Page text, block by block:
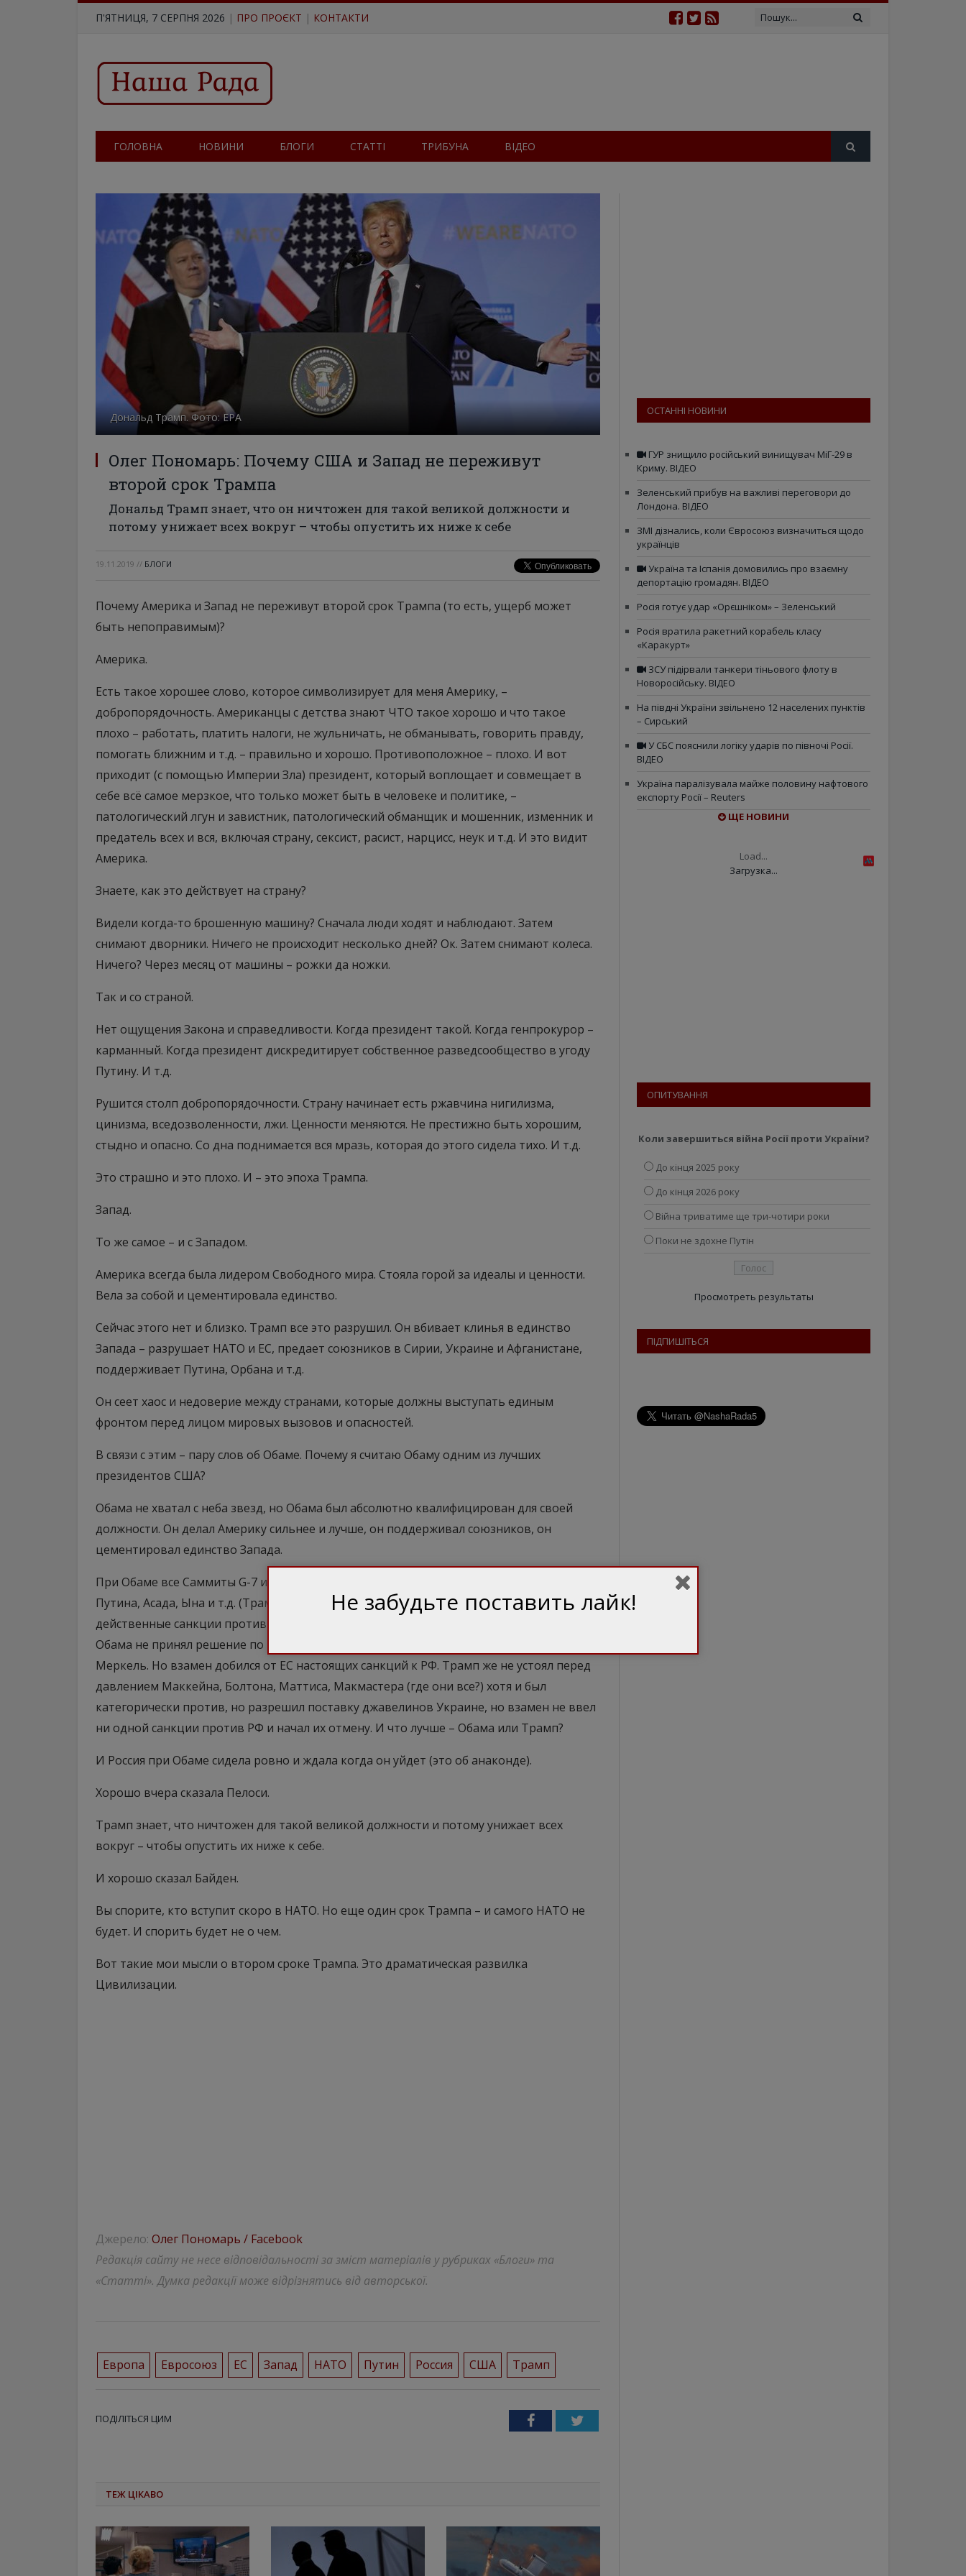
П'ЯТНИЦЯ, 7 СЕРПНЯ 2026 | ПРО ПРОЄКТ | КОНТАКТИ
ГОЛОВНА НОВИНИ БЛОГИ СТАТТІ ТРИБУНА ВІДЕО
Дональд Трамп. Фото: ЕРА
Олег Пономарь: Почему США и Запад не переживут
второй срок Трампа
Дональд Трамп знает, что он ничтожен для такой великой должности и
потому унижает всех вокруг – чтобы опустить их ниже к себе
19.11.2019 // БЛОГИ
Почему Америка и Запад не переживут второй срок Трампа (то есть, ущерб может
быть непоправимым)?
Америка.
Есть такое хорошее слово, которое символизирует для меня Америку, –
добропорядочность. Американцы с детства знают ЧТО такое хорошо и что такое
плохо – работать, платить налоги, не жульничать, не обманывать, говорить правду,
помогать ближним и т.д. – правильно и хорошо. Противоположное – плохо. И вот
приходит (с помощью Империи Зла) президент, который воплощает и совмещает в
себе всё самое мерзкое, что только может быть в человеке и политике, –
патологический лгун и завистник, патологический обманщик и мошенник, изменник и
предатель всех и вся, включая страну, сексист, расист, нарцисс, неук и т.д. И это видит
Америка.
Знаете, как это действует на страну?
Видели когда-то брошенную машину? Сначала люди ходят и наблюдают. Затем
снимают дворники. Ничего не происходит несколько дней? Ок. Затем снимают колеса.
Ничего? Через месяц от машины – рожки да ножки.
Так и со страной.
Нет ощущения Закона и справедливости. Когда президент такой. Когда генпрокурор –
карманный. Когда президент дискредитирует собственное разведсообщество в угоду
Путину. И т.д.
Рушится столп добропорядочности. Страну начинает есть ржавчина нигилизма,
цинизма, вседозволенности, лжи. Ценности меняются. Не престижно быть хорошим,
стыдно и опасно. Со дна поднимается вся мразь, которая до этого сидела тихо. И т.д.
Это страшно и это плохо. И – это эпоха Трампа.
Запад.
То же самое – и с Западом.
Америка всегда была лидером Свободного мира. Стояла горой за идеалы и ценности.
Вела за собой и цементировала единство.
Сейчас этого нет и близко. Трамп все это разрушил. Он вбивает клинья в единство
Запада – разрушает НАТО и ЕС, предает союзников в Сирии, Украине и Афганистане,
поддерживает Путина, Орбана и т.д.
Он сеет хаос и недоверие между странами, которые должны выступать единым
фронтом перед лицом мировых вызовов и опасностей.
В связи с этим – пару слов об Обаме. Почему я считаю Обаму одним из лучших
президентов США?
Обама не хватал с неба звезд, но Обама был абсолютно квалифицирован для своей
должности. Он делал Америку сильнее и лучше, он поддерживал союзников, он
цементировал единство Запада.
При Обаме все Саммиты G-7 и НАТО вырабатывали общую стратегию давления на
Путина, Асада, Ына и т.д. (Трамп срывает все Саммиты). Обама вводил настоящие и
действенные санкции против России и это было актом поддержки и Украины. Да,
Обама не принял решение по практически бесполезным джавелинам, услышал просьбу
Меркель. Но взамен добился от ЕС настоящих санкций к РФ. Трамп же не устоял перед
давлением Маккейна, Болтона, Маттиса, Макмастера (где они все?) хотя и был
категорически против, но разрешил поставку джавелинов Украине, но взамен не ввел
ни одной санкции против РФ и начал их отмену. И что лучше – Обама или Трамп?
И Россия при Обаме сидела ровно и ждала когда он уйдет (это об анаконде).
Хорошо вчера сказала Пелоси.
Трамп знает, что ничтожен для такой великой должности и потому унижает всех
вокруг – чтобы опустить их ниже к себе.
И хорошо сказал Байден.
Вы спорите, кто вступит скоро в НАТО. Но еще один срок Трампа – и самого НАТО не
будет. И спорить будет не о чем.
Вот такие мои мысли о втором сроке Трампа. Это драматическая развилка
Цивилизации.
Джерело: Олег Пономарь / Facebook
Редакція сайту не несе відповідальності за зміст матеріалів у рубриках «Блоги» та
«Статті». Думка редакції може відрізнятись від авторської.
Европа Евросоюз ЕС Запад НАТО Путин Россия США Трамп
ПОДІЛІТЬСЯ ЦИМ FacebookTwitter
ТЕЖ ЦІКАВО
ОСТАННІ НОВИНИ
ГУР знищило російський винищувач МіГ-29 в
Криму. ВІДЕО
Зеленський прибув на важливі переговори до
Лондона. ВІДЕО
ЗМІ дізнались, коли Євросоюз визначиться щодо
українців
Україна та Іспанія домовились про взаємну
депортацію громадян. ВІДЕО
Росія готує удар «Орєшніком» – Зеленський
Росія вратила ракетний корабель класу
«Каракурт»
ЗСУ підірвали танкери тіньового флоту в
Новоросійську. ВІДЕО
На півдні України звільнено 12 населених пунктів
– Сирський
У СБС пояснили логіку ударів по півночі Росії.
ВІДЕО
Україна паралізувала майже половину нафтового
експорту Росії – Reuters
ЩЕ НОВИНИ
Load...
Загрузка...
ОПИТУВАННЯ
Коли завершиться війна Росії проти України?
До кінця 2025 року
До кінця 2026 року
Війна триватиме ще три-чотири роки
Поки не здохне Путін
Просмотреть результаты
ПІДПИШІТЬСЯ
Не забудьте поставить лайк!